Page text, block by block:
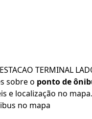
TERMINAL
sobre o ponto de
e localização no mapa.
no mapa